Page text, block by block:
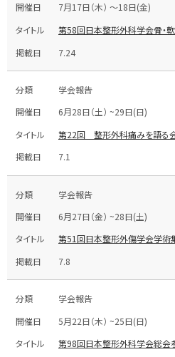
7月17日（木） ～18日(金)
第58回日本整形外科学会骨・
7.24
学会報告
6月28日（土） ~29日(日)
第22回 整形外科痛みを語る
7.1
学会報告
6月27日（金） ~28日(土)
第51回日本整形外傷学会学
7.8
学会報告
5月22日（木） ~25日(日)
第98回日本整形外科学会総会